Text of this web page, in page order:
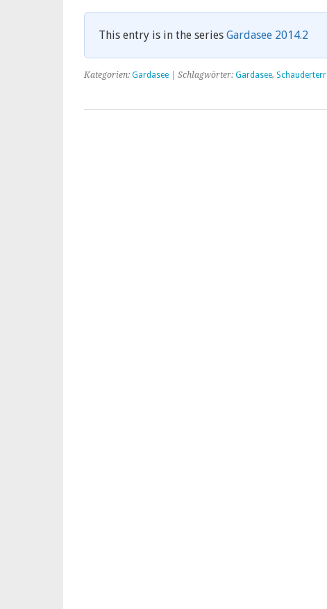
This entry is in the series Gardasee 2014.2
Kategorien: Gardasee | Schlagwörter: Gardasee,